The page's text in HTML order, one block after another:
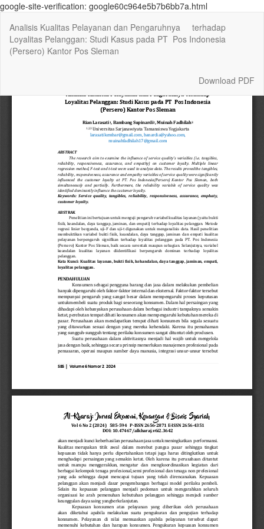
google-site-verification: google60c964e5b7b6bb7a.html
Article
Details
Analisis Kualitas Pelayanan dan Pengaruhnya terhadap
Loyalitas Pelanggan: Studi Kasus pada PT Pos Indonesia
(Persero) Kantor Pos Sleman
Download
Download PDF